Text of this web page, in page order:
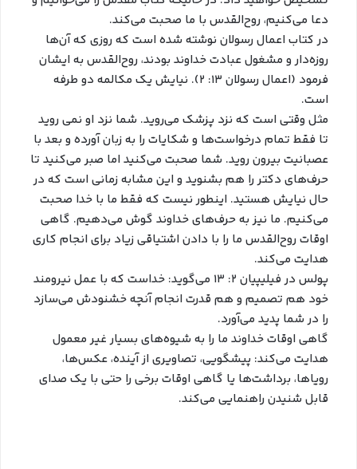
دعا می‌کنیم، روح‌القدس با ما صحبت می‌کند.
در کتاب اعمال رسولان نوشته شده است که روزی که آن‌ها
روزه‌دار و مشغول عبادت خداوند بودند، روح‌القدس به ایشان
فرمود (اعمال رسولان ۱۳: ۲). نیایش یک مکالمه دو طرفه
است.
مثل وقتی است که نزد پزشک می‌روید. شما نزد او نمی روید
تا فقط تمام درخواست‌ها و شکایات را به زبان آورده و بعد با
عصبانیت بیرون روید. شما صحبت می‌کنید اما صبر می‌کنید تا
حرف‌های دکتر را هم بشنوید و این مشابه زمانی است که در
حال نیایش هستید. اینطور نیست که فقط ما با خدا صحبت
می‌کنیم. ما نیز به حرف‌های خداوند گوش می‌دهیم. گاهی
اوقات روح‌القدس ما را با دادن اشتیاقی زیاد برای انجام کاری
هدایت می‌کند.
پولس در فیلیپیان ۲: ۱۳ می‌گوید: خداست که با عمل نیرومند
خود هم تصمیم و هم قدرت انجام آنچه خشنودش می‌سازد
را در شما پدید می‌آورد.
گاهی اوقات خداوند ما را به شیوه‌های بسیار غیر معمول
هدایت می‌کند: پیشگویی، تصاویری از آینده، عکس‌ها،
رویاها، برداشت‌ها یا گاهی اوقات برخی را حتی با یک صدای
قابل شنیدن راهنمایی می‌کند.